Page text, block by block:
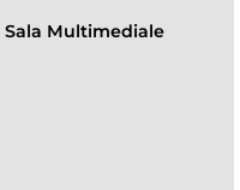
Sala Multimediale